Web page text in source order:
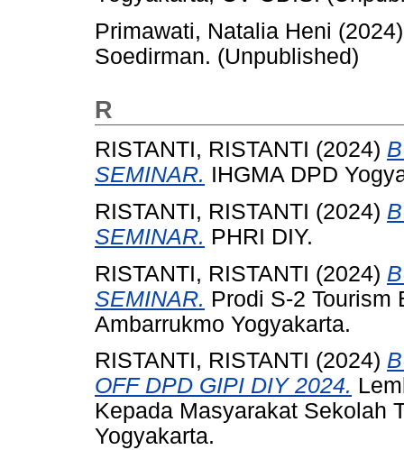
Primawati, Natalia Heni
Soedirman. (Unpublished)
R
RISTANTI, RISTANTI (2024)
SEMINAR. IHGMA DPD
RISTANTI, RISTANTI (2024)
SEMINAR. PHRI DIY.
RISTANTI, RISTANTI (2024)
SEMINAR. Prodi S-2 Tourism
Ambarrukmo Yogyakarta.
RISTANTI, RISTANTI (2024)
OFF DPD GIPI DIY 2024.
Kepada Masyarakat Sekolah
Yogyakarta.